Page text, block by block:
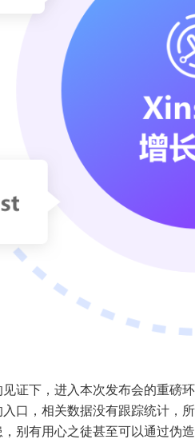
证下，进入本次发布会的重磅
口，相关数据没有跟踪统计，
别有用心之徒甚至可以通过伪